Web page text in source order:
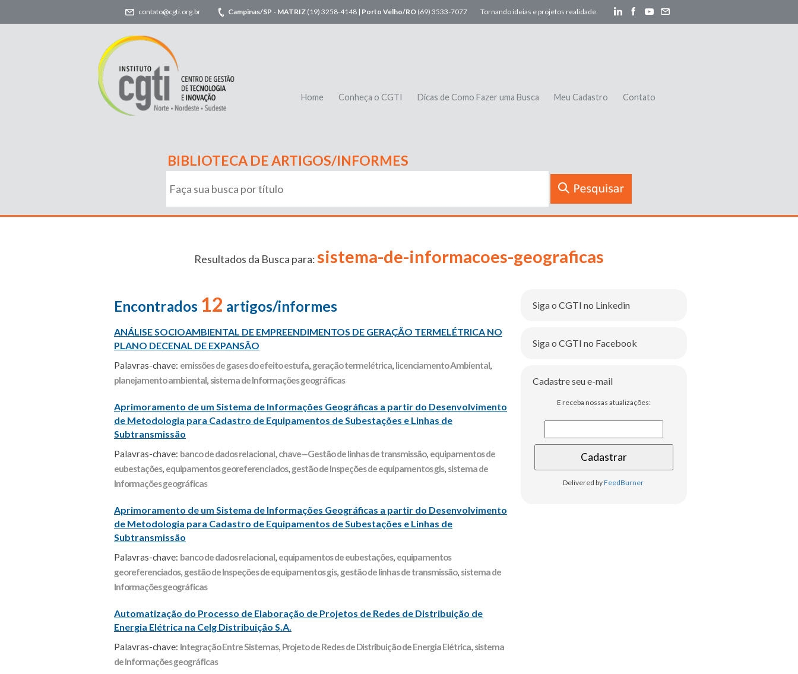
contato@cgti.org.br Campinas/SP - MATRIZ (19) 3258-4148 | Porto Velho/RO (69) 3533-7077 Tornando ideias e projetos realidade.
Home Conheça o CGTI Dicas de Como Fazer uma Busca Meu Cadastro Contato
BIBLIOTECA DE ARTIGOS/INFORMES
Resultados da Busca para:sistema-de-informacoes-geograficas
Encontrados 12 artigos/informes
ANÁLISE SOCIOAMBIENTAL DE EMPREENDIMENTOS DE GERAÇÃO TERMELÉTRICA NO
PLANO DECENAL DE EXPANSÃO
Palavras-chave: emissões de gases do efeito estufa, geração termelétrica, licenciamento Ambiental,
planejamento ambiental, sistema de Informações geográficas
Aprimoramento de um Sistema de Informações Geográficas a partir do Desenvolvimento
de Metodologia para Cadastro de Equipamentos de Subestações e Linhas de
Subtransmissão
Palavras-chave: banco de dados relacional, chave—Gestão de linhas de transmissão, equipamentos de
eubestações, equipamentos georeferenciados, gestão de Inspeções de equipamentos gis, sistema de
Informações geográficas
Aprimoramento de um Sistema de Informações Geográficas a partir do Desenvolvimento
de Metodologia para Cadastro de Equipamentos de Subestações e Linhas de
Subtransmissão
Palavras-chave: banco de dados relacional, equipamentos de eubestações, equipamentos
georeferenciados, gestão de Inspeções de equipamentos gis, gestão de linhas de transmissão, sistema de
Informações geográficas
Automatização do Processo de Elaboração de Projetos de Redes de Distribuição de
Energia Elétrica na Celg Distribuição S.A.
Palavras-chave: Integração Entre Sistemas, Projeto de Redes de Distribuição de Energia Elétrica, sistema
de Informações geográficas
Siga o CGTI no Linkedin
Siga o CGTI no Facebook
Cadastre seu e-mail
E receba nossas atualizações:
Delivered byFeedBurner